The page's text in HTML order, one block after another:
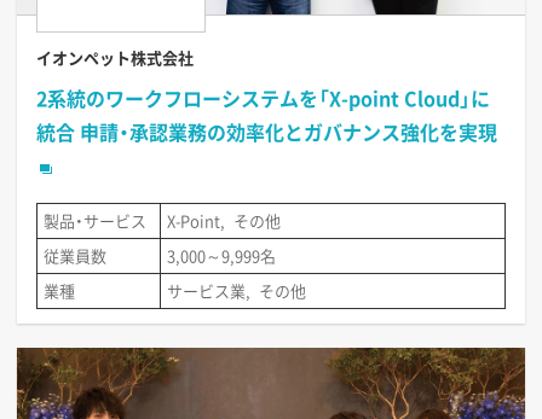
イオンペット株式会社
2系統のワークフローシステムを「X-point Cloud」に
統合 申請・承認業務の効率化とガバナンス強化を実現
製品・サービス X-Point
その他
従業員数
3,000～9,999名
業種
サービス業 その他